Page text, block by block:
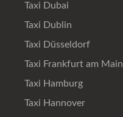
Taxi Dubai
Taxi Dublin
Taxi Düsseldorf
Taxi Frankfurt am Main
Taxi Hamburg
Taxi Hannover